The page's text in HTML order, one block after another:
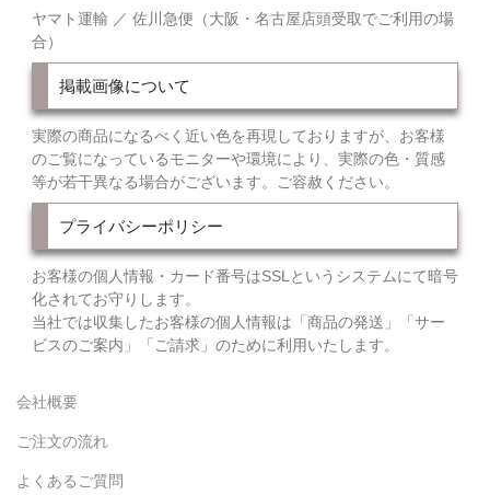
ヤマト運輸 ／ 佐川急便（大阪・名古屋店頭受取でご利用の場
合）
掲載画像について
実際の商品になるべく近い色を再現しておりますが、お客様
のご覧になっているモニターや環境により、実際の色・質感
等が若干異なる場合がございます。ご容赦ください。
プライバシーポリシー
お客様の個人情報・カード番号はSSLというシステムにて暗号
化されてお守りします。
当社では収集したお客様の個人情報は「商品の発送」「サー
ビスのご案内」「ご請求」のために利用いたします。
会社概要
ご注文の流れ
よくあるご質問